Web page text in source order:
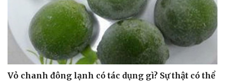
Vỏ chanh đông lạnh có tác dụng gì? Sự thật có thể